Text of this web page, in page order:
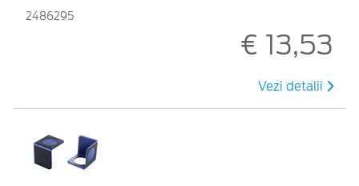
2486295
€ 13,53
Vezi detalii